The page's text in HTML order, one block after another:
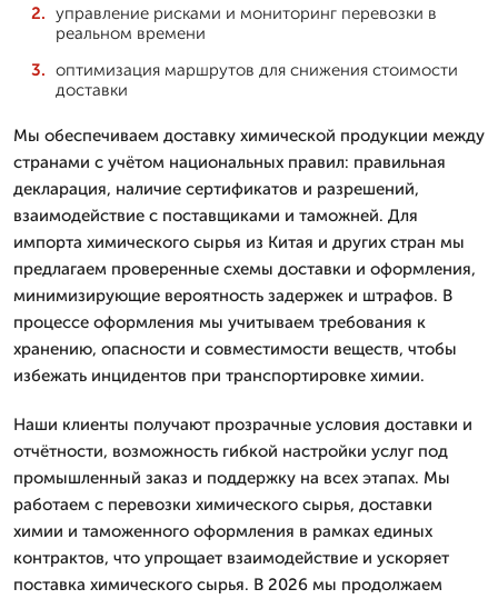
управление рисками и мониторинг перевозки в
реальном времени
оптимизация маршрутов для снижения стоимости
доставки
Мы обеспечиваем доставку химической продукции между
странами с учётом национальных правил: правильная
декларация, наличие сертификатов и разрешений,
взаимодействие с поставщиками и таможней. Для
импорта химического сырья из Китая и других стран мы
предлагаем проверенные схемы доставки и оформления,
минимизирующие вероятность задержек и штрафов. В
процессе оформления мы учитываем требования к
хранению, опасности и совместимости веществ, чтобы
избежать инцидентов при транспортировке химии.
Наши клиенты получают прозрачные условия доставки и
отчётности, возможность гибкой настройки услуг под
промышленный заказ и поддержку на всех этапах. Мы
работаем с перевозки химического сырья, доставки
химии и таможенного оформления в рамках единых
контрактов, что упрощает взаимодействие и ускоряет
поставка химического сырья. В 2026 мы продолжаем